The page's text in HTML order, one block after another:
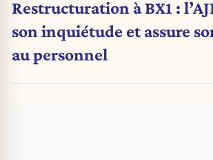
Restructuration à BX1 :
son inquiétude et assure
au personnel